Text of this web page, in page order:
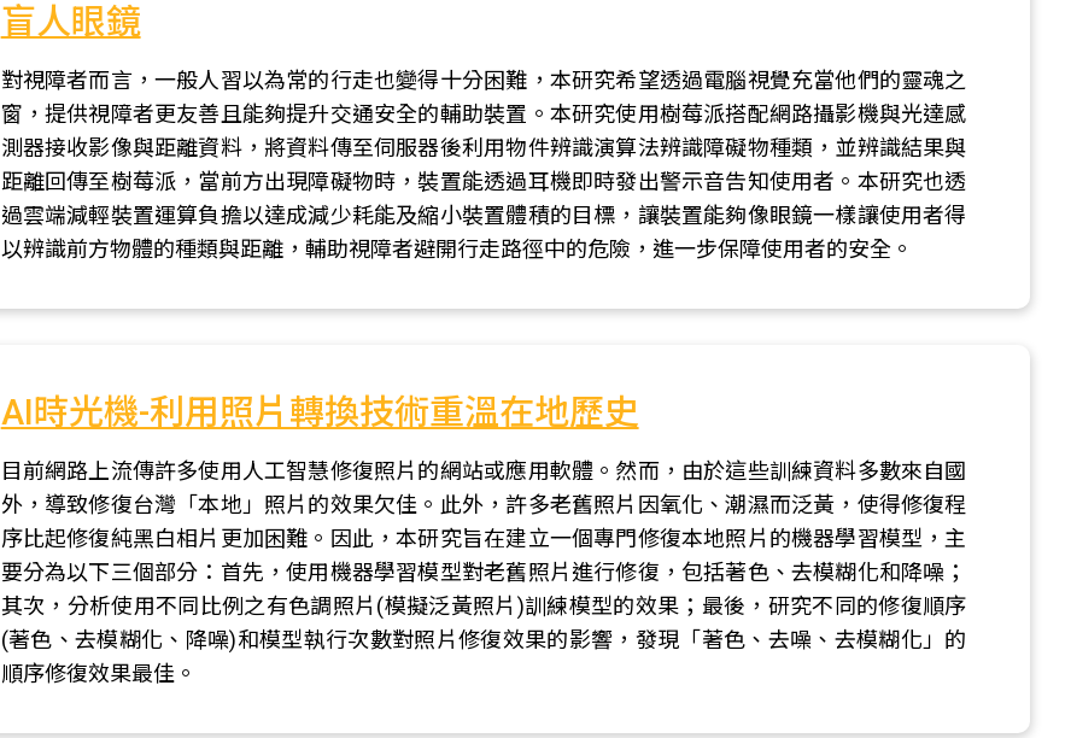
盲人眼鏡
對視障者而言，一般人習以為常的行走也變得十分困難，本研究希望透過電腦視覺充當他們的靈魂之
窗，提供視障者更友善且能夠提升交通安全的輔助裝置。本研究使用樹莓派搭配網路攝影機與光達感
測器接收影像與距離資料，將資料傳至伺服器後利用物件辨識演算法辨識障礙物種類，並辨識結果與
距離回傳至樹莓派，當前方出現障礙物時，裝置能透過耳機即時發出警示音告知使用者。本研究也透
過雲端減輕裝置運算負擔以達成減少耗能及縮小裝置體積的目標，讓裝置能夠像眼鏡一樣讓使用者得
以辨識前方物體的種類與距離，輔助視障者避開行走路徑中的危險，進一步保障使用者的安全。
AI時光機-利用照片轉換技術重溫在地歷史
目前網路上流傳許多使用人工智慧修復照片的網站或應用軟體。然而，由於這些訓練資料多數來自國
外，導致修復台灣「本地」照片的效果欠佳。此外，許多老舊照片因氧化、潮濕而泛黃，使得修復程
序比起修復純黑白相片更加困難。因此，本研究旨在建立一個專門修復本地照片的機器學習模型，主
要分為以下三個部分：首先，使用機器學習模型對老舊照片進行修復，包括著色、去模糊化和降噪；
其次，分析使用不同比例之有色調照片(模擬泛黃照片)訓練模型的效果；最後，研究不同的修復順序
(著色、去模糊化、降噪)和模型執行次數對照片修復效果的影響，發現「著色、去噪、去模糊化」的
順序修復效果最佳。